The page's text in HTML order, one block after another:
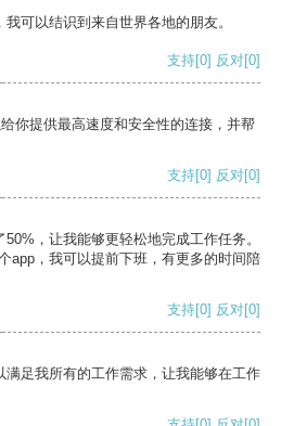
可以结识到来自世界各地的朋友。
支持[0] 反对[0]
你提供最高速度和安全性的连接，并帮
支持[0] 反对[0]
，让我能够更轻松地完成工作任务。
app，我可以提前下班，有更多的时间陪
支持[0] 反对[0]
足我所有的工作需求，让我能够在工作